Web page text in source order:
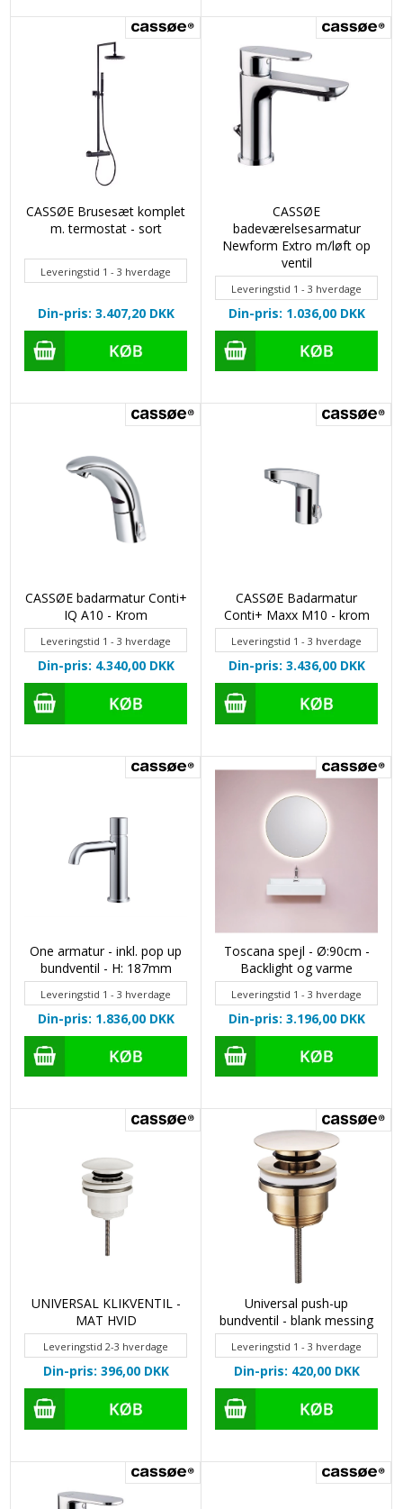
CASSØE Brusesæt komplet
m. termostat - sort
Leveringstid 1 - 3 hverdage
Din-pris: 3.407,20 DKK
CASSØE
badeværelsesarmatur
Newform Extro m/løft op
ventil
Leveringstid 1 - 3 hverdage
Din-pris: 1.036,00 DKK
CASSØE badarmatur Conti+
IQ A10 - Krom
Leveringstid 1 - 3 hverdage
Din-pris: 4.340,00 DKK
CASSØE Badarmatur
Conti+ Maxx M10 - krom
Leveringstid 1 - 3 hverdage
Din-pris: 3.436,00 DKK
One armatur - inkl. pop up
bundventil - H: 187mm
Leveringstid 1 - 3 hverdage
Din-pris: 1.836,00 DKK
Toscana spejl - Ø:90cm -
Backlight og varme
Leveringstid 1 - 3 hverdage
Din-pris: 3.196,00 DKK
UNIVERSAL KLIKVENTIL -
MAT HVID
Leveringstid 2-3 hverdage
Din-pris: 396,00 DKK
Universal push-up
bundventil - blank messing
Leveringstid 1 - 3 hverdage
Din-pris: 420,00 DKK